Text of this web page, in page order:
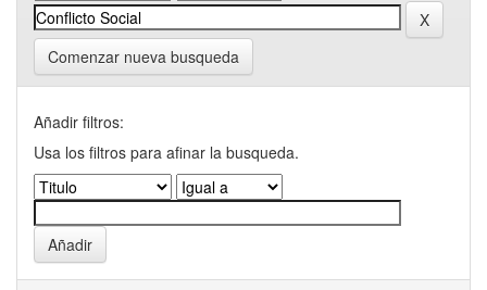
Comenzar nueva busqueda
Añadir filtros:
Usa los filtros para afinar la busqueda.